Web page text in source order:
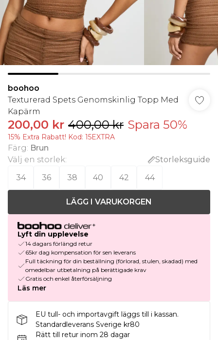
boohoo
Texturerad Spets Genomskinlig Topp Med
Kapärm
200,00 kr 400,00 kr Spara 50%
15% Extra Rabatt! Kod: 15EXTRA
Färg: Brun
Välj en storlek:
Storleksguide
34
36 38 40 42 44
LÄGG I VARUKORGEN
Lyft din upplevelse
14 dagars förlängd retur
65kr dag kompensation för sen leverans
Full täckning för din beställning (förlorad, stulen, skadad) med
omedelbar utbetalning på berättigade krav
Gratis och enkel återförsäljning
Läs mer
EU tull- och importavgift läggs till i kassan.
Standardleverans Sverige kr80
Rätt till retur inom 28 dagar